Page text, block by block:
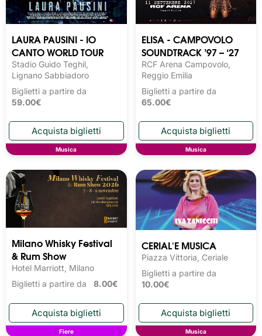
LAURA PAUSINI - IO
CANTO WORLD TOUR
Stadio Guido Teghil,
Lignano Sabbiadoro
Biglietti a partire da
59.00€
Musica
ELISA - CAMPOVOLO
SOUNDTRACK ’97 – ‘27
RCF Arena Campovolo,
Reggio Emilia
Biglietti a partire da
65.00€
Musica
Milano Whisky Festival
& Rum Show
Hotel Marriott, Milano
Biglietti a partire da 8.00€
Fiere
CERIAL'E MUSICA
Piazza Vittoria, Ceriale
Biglietti a partire da
10.00€
Musica